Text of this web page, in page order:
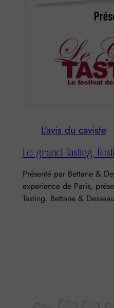
L’avis du caviste
Le grand Tasting,
Présenté par Bettane &
experience de Paris,
Tasting. Bettane &